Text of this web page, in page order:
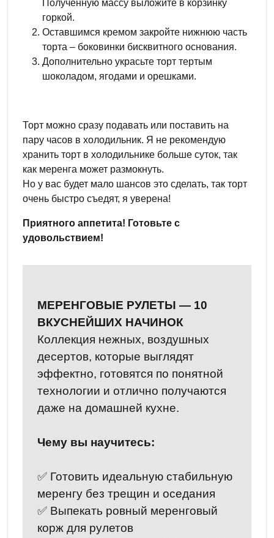
Полученную массу выложите в корзинку
горкой.
Оставшимся кремом закройте нижнюю часть
торта – боковинки бисквитного основания.
Дополнительно украсьте торт тертым
шоколадом, ягодами и орешками.
Торт можно сразу подавать или поставить на
пару часов в холодильник. Я не рекомендую
хранить торт в холодильнике больше суток, так
как меренга может размокнуть.
Но у вас будет мало шансов это сделать, так торт
очень быстро съедят, я уверена!
Приятного аппетита! Готовьте с
удовольствием!
МЕРЕНГОВЫЕ РУЛЕТЫ — 10
ВКУСНЕЙШИХ НАЧИНОК
Коллекция нежных, воздушных
десертов, которые выглядят
эффектно, готовятся по понятной
технологии и отлично получаются
даже на домашней кухне.
Чему вы научитесь:
✅ Готовить идеальную стабильную
меренгу без трещин и оседания
✅ Выпекать ровный меренговый
корж для рулетов